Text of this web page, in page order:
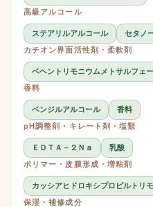
高級アルコール
ステアリルアルコール
セタノ
カチオン界面活性剤・柔軟剤
ベヘントリモニウムメトサルフェ
香料
ベンジルアルコール
香料
pH調整剤・キレート剤・塩類
ＥＤＴＡ－２Ｎａ
乳酸
ポリマー・皮膜形成・増粘剤
カッシアヒドロキシプロピルトリ
保湿・補修成分